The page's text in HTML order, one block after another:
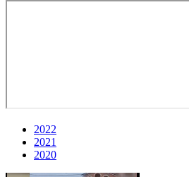
2022
2021
2020